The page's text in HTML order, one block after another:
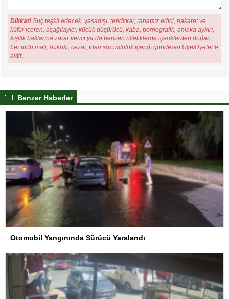
Dikkat! Suç teşkil edecek, yasadışı, tehditkar, rahatsız edici, hakaret ve
küfür içeren, aşağılayıcı, küçük düşürücü, kaba, pornografik, ahlaka aykırı,
kişilik haklarına zarar verici ya da benzeri niteliklerde içeriklerden doğan
her türlü mali, hukuki, cezai, idari sorumluluk içeriği gönderen Üye/Üyeler’e
aittir.
Benzer Haberler
Otomobil Yangınında Sürücü Yaralandı